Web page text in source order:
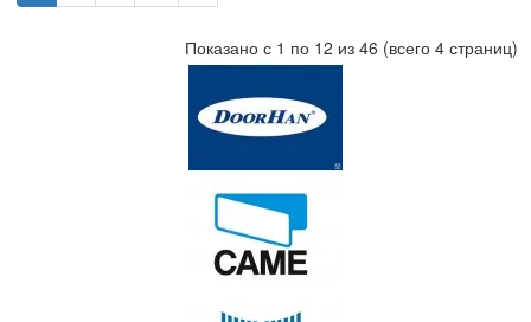
Показано с 1 по 12 из 46 (всего 4 страниц)